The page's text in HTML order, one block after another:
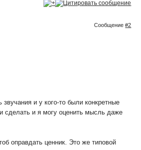
Сообщение#2
и у кого-то были конкретные
сделать и я могу оценить мысль даже
оправдать ценник. Это же типовой